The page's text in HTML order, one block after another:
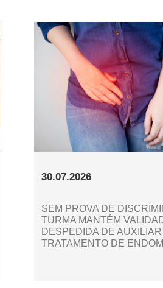
30.07.2026
SEM PROVA DE
TURMA MANTÉM
DESPEDIDA DE AUXILIAR
TRATAMENTO DE